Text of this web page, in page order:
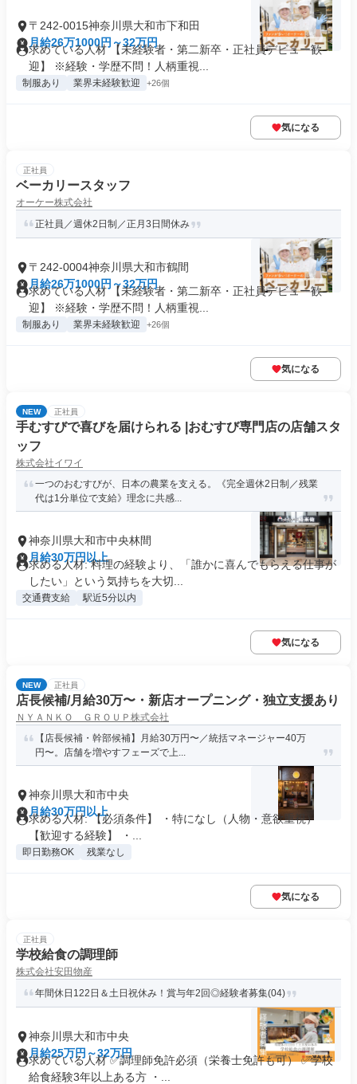
〒242-0015神奈川県大和市下和田
月給26万1000円～32万円
求めている人材 【未経験者・第二新卒・正社員デビュー歓
迎】 ※経験・学歴不問！人柄重視...
制服あり 業界未経験歓迎 +26個
気になる
正社員
ベーカリースタッフ
オーケー株式会社
正社員／週休2日制／正月3日間休み
〒242-0004神奈川県大和市鶴間
月給26万1000円～32万円
求めている人材 【未経験者・第二新卒・正社員デビュー歓
迎】 ※経験・学歴不問！人柄重視...
制服あり 業界未経験歓迎 +26個
気になる
NEW 正社員
手むすびで喜びを届けられる |おむすび専門店の店舗スタ
ッフ
株式会社イワイ
一つのおむすびが、日本の農業を支える。《完全週休2日制／残業
代は1分単位で支給》理念に共感...
神奈川県大和市中央林間
月給30万円以上
求める人材: 料理の経験より、「誰かに喜んでもらえる仕事が
したい」という気持ちを大切...
交通費支給 駅近5分以内
気になる
NEW 正社員
店長候補/月給30万〜・新店オープニング・独立支援あり
ＮＹＡＮＫＯ ＧＲＯＵＰ株式会社
【店長候補・幹部候補】月給30万円〜／統括マネージャー40万
円〜。店舗を増やすフェーズで上...
神奈川県大和市中央
月給30万円以上
求める人材: 【必須条件】 ・特になし（人物・意欲重視）
【歓迎する経験】 ・...
即日勤務OK 残業なし
気になる
正社員
学校給食の調理師
株式会社安田物産
年間休日122日＆土日祝休み！賞与年2回◎経験者募集(04)
神奈川県大和市中央
月給25万円～32万円
求めている人材 ✅調理師免許必須（栄養士免許も可） ✅学校
給食経験3年以上ある方 ・...